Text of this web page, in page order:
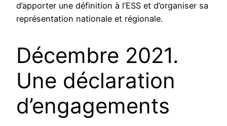
d’apporter une définition à l’ESS et d’organiser sa
représentation nationale et régionale.
Décembre 2021.
Une déclaration
d’engagements